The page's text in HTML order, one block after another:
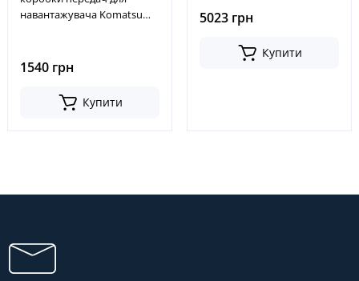
навантажувача Komatsu
3EB1011920, 3EB1021810
1540 грн
Купити
5023 грн
Купити